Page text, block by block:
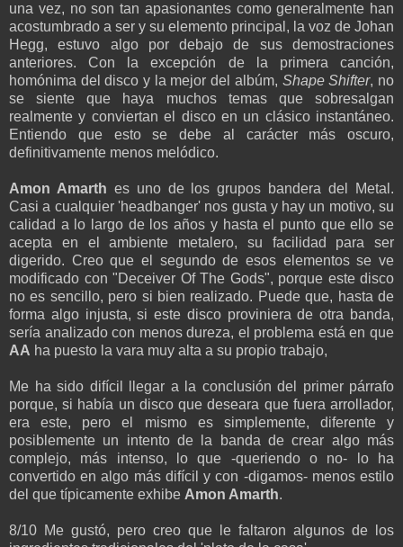
una vez, no son tan apasionantes como generalmente han
acostumbrado a ser y su elemento principal, la voz de Johan
Hegg, estuvo algo por debajo de sus demostraciones
anteriores. Con la excepción de la primera canción,
homónima del disco y la mejor del albúm, Shape Shifter, no
se siente que haya muchos temas que sobresalgan
realmente y conviertan el disco en un clásico instantáneo.
Entiendo que esto se debe al carácter más oscuro,
definitivamente menos melódico.
Amon Amarth es uno de los grupos bandera del Metal.
Casi a cualquier 'headbanger' nos gusta y hay un motivo, su
calidad a lo largo de los años y hasta el punto que ello se
acepta en el ambiente metalero, su facilidad para ser
digerido. Creo que el segundo de esos elementos se ve
modificado con "Deceiver Of The Gods", porque este disco
no es sencillo, pero si bien realizado. Puede que, hasta de
forma algo injusta, si este disco proviniera de otra banda,
sería analizado con menos dureza, el problema está en que
AA ha puesto la vara muy alta a su propio trabajo,
Me ha sido difícil llegar a la conclusión del primer párrafo
porque, si había un disco que deseara que fuera arrollador,
era este, pero el mismo es simplemente, diferente y
posiblemente un intento de la banda de crear algo más
complejo, más intenso, lo que -queriendo o no- lo ha
convertido en algo más difícil y con -digamos- menos estilo
del que típicamente exhibe Amon Amarth.
8/10 Me gustó, pero creo que le faltaron algunos de los